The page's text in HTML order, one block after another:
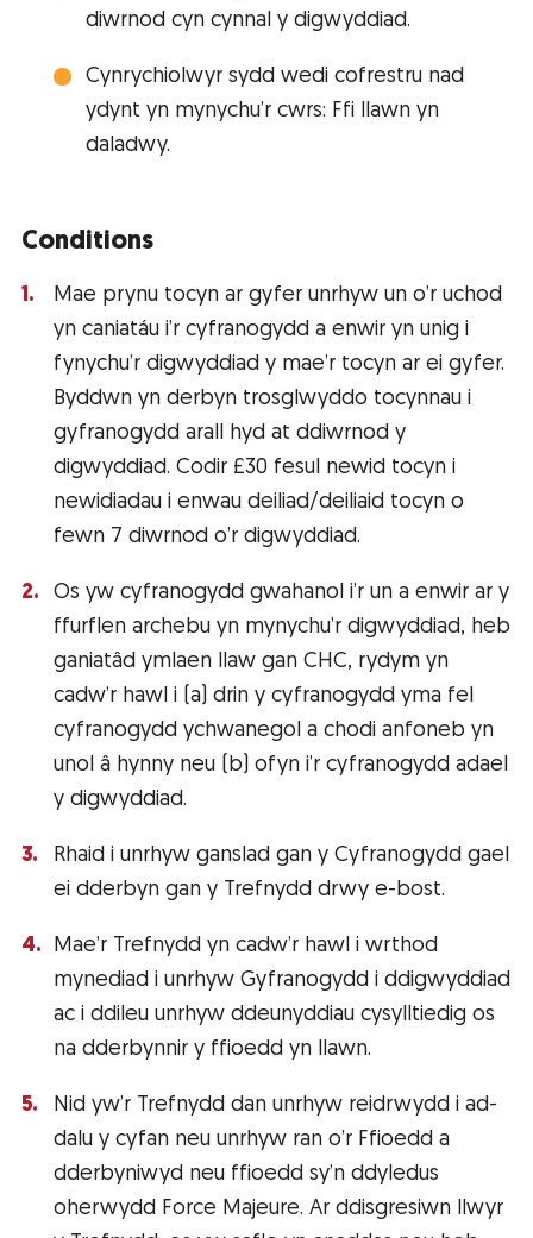
diwrnod cyn cynnal y digwyddiad.
Cynrychiolwyr sydd wedi cofrestru nad
ydynt yn mynychu’r cwrs: Ffi llawn yn
daladwy.
Conditions
Mae prynu tocyn ar gyfer unrhyw un o’r uchod
yn caniatáu i’r cyfranogydd a enwir yn unig i
fynychu’r digwyddiad y mae’r tocyn ar ei gyfer.
Byddwn yn derbyn trosglwyddo tocynnau i
gyfranogydd arall hyd at ddiwrnod y
digwyddiad. Codir £30 fesul newid tocyn i
newidiadau i enwau deiliad/deiliaid tocyn o
fewn 7 diwrnod o’r digwyddiad.
Os yw cyfranogydd gwahanol i’r un a enwir ar y
ffurflen archebu yn mynychu’r digwyddiad, heb
ganiatâd ymlaen llaw gan CHC, rydym yn
cadw’r hawl i (a) drin y cyfranogydd yma fel
cyfranogydd ychwanegol a chodi anfoneb yn
unol â hynny neu (b) ofyn i’r cyfranogydd adael
y digwyddiad.
Rhaid i unrhyw ganslad gan y Cyfranogydd gael
ei dderbyn gan y Trefnydd drwy e-bost.
Mae’r Trefnydd yn cadw’r hawl i wrthod
mynediad i unrhyw Gyfranogydd i ddigwyddiad
ac i ddileu unrhyw ddeunyddiau cysylltiedig os
na dderbynnir y ffioedd yn llawn.
Nid yw’r Trefnydd dan unrhyw reidrwydd i ad-
dalu y cyfan neu unrhyw ran o’r Ffioedd a
dderbyniwyd neu ffioedd sy’n ddyledus
oherwydd Force Majeure. Ar ddisgresiwn llwyr